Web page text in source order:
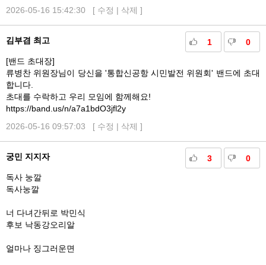
2026-05-16 15:42:30 [ 수정 | 삭제 ]
1 0
김부겸 최고
[밴드 초대장]
류병찬 위원장님이 당신을 '통합신공항 시민발전 위원회' 밴드에 초대
합니다.
초대를 수락하고 우리 모임에 함께해요!
https://band.us/n/a7a1bdO3jfl2y
2026-05-16 09:57:03 [ 수정 | 삭제 ]
3 0
궁민 지지자
독사 눙깔
독사눙깔
너 다녀간뒤로 박민식
후보 낙동강오리알
얼마나 징그러운면